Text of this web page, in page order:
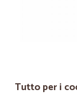
Tutto per i